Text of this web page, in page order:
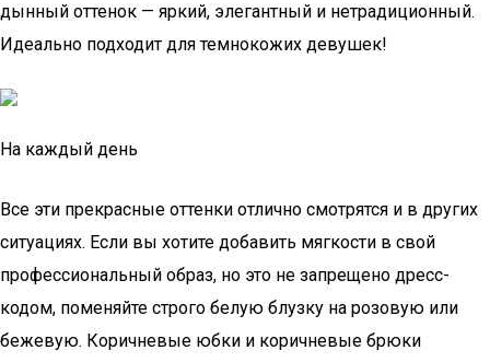
дынный оттенок — яркий, элегантный и нетрадиционный.
Идеально подходит для темнокожих девушек!
На каждый день
Все эти прекрасные оттенки отлично смотрятся и в других
ситуациях. Если вы хотите добавить мягкости в свой
профессиональный образ, но это не запрещено дресс-
кодом, поменяйте строго белую блузку на розовую или
бежевую. Коричневые юбки и коричневые брюки